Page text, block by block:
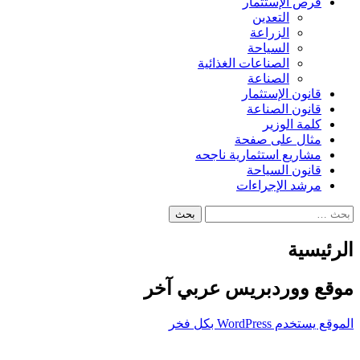
التعدين
الزراعة
السياحة
الصناعات الغذائية
الصناعة
قانون الإستثمار
قانون الصناعة
كلمة الوزير
مثال على صفحة
مشاريع استثمارية ناجحه
قانون السياحة
مرشد الإجراءات
البحث
الرئيسية
موقع ووردبريس عربي آخر
الموقع يستخدم WordPress بكل فخر